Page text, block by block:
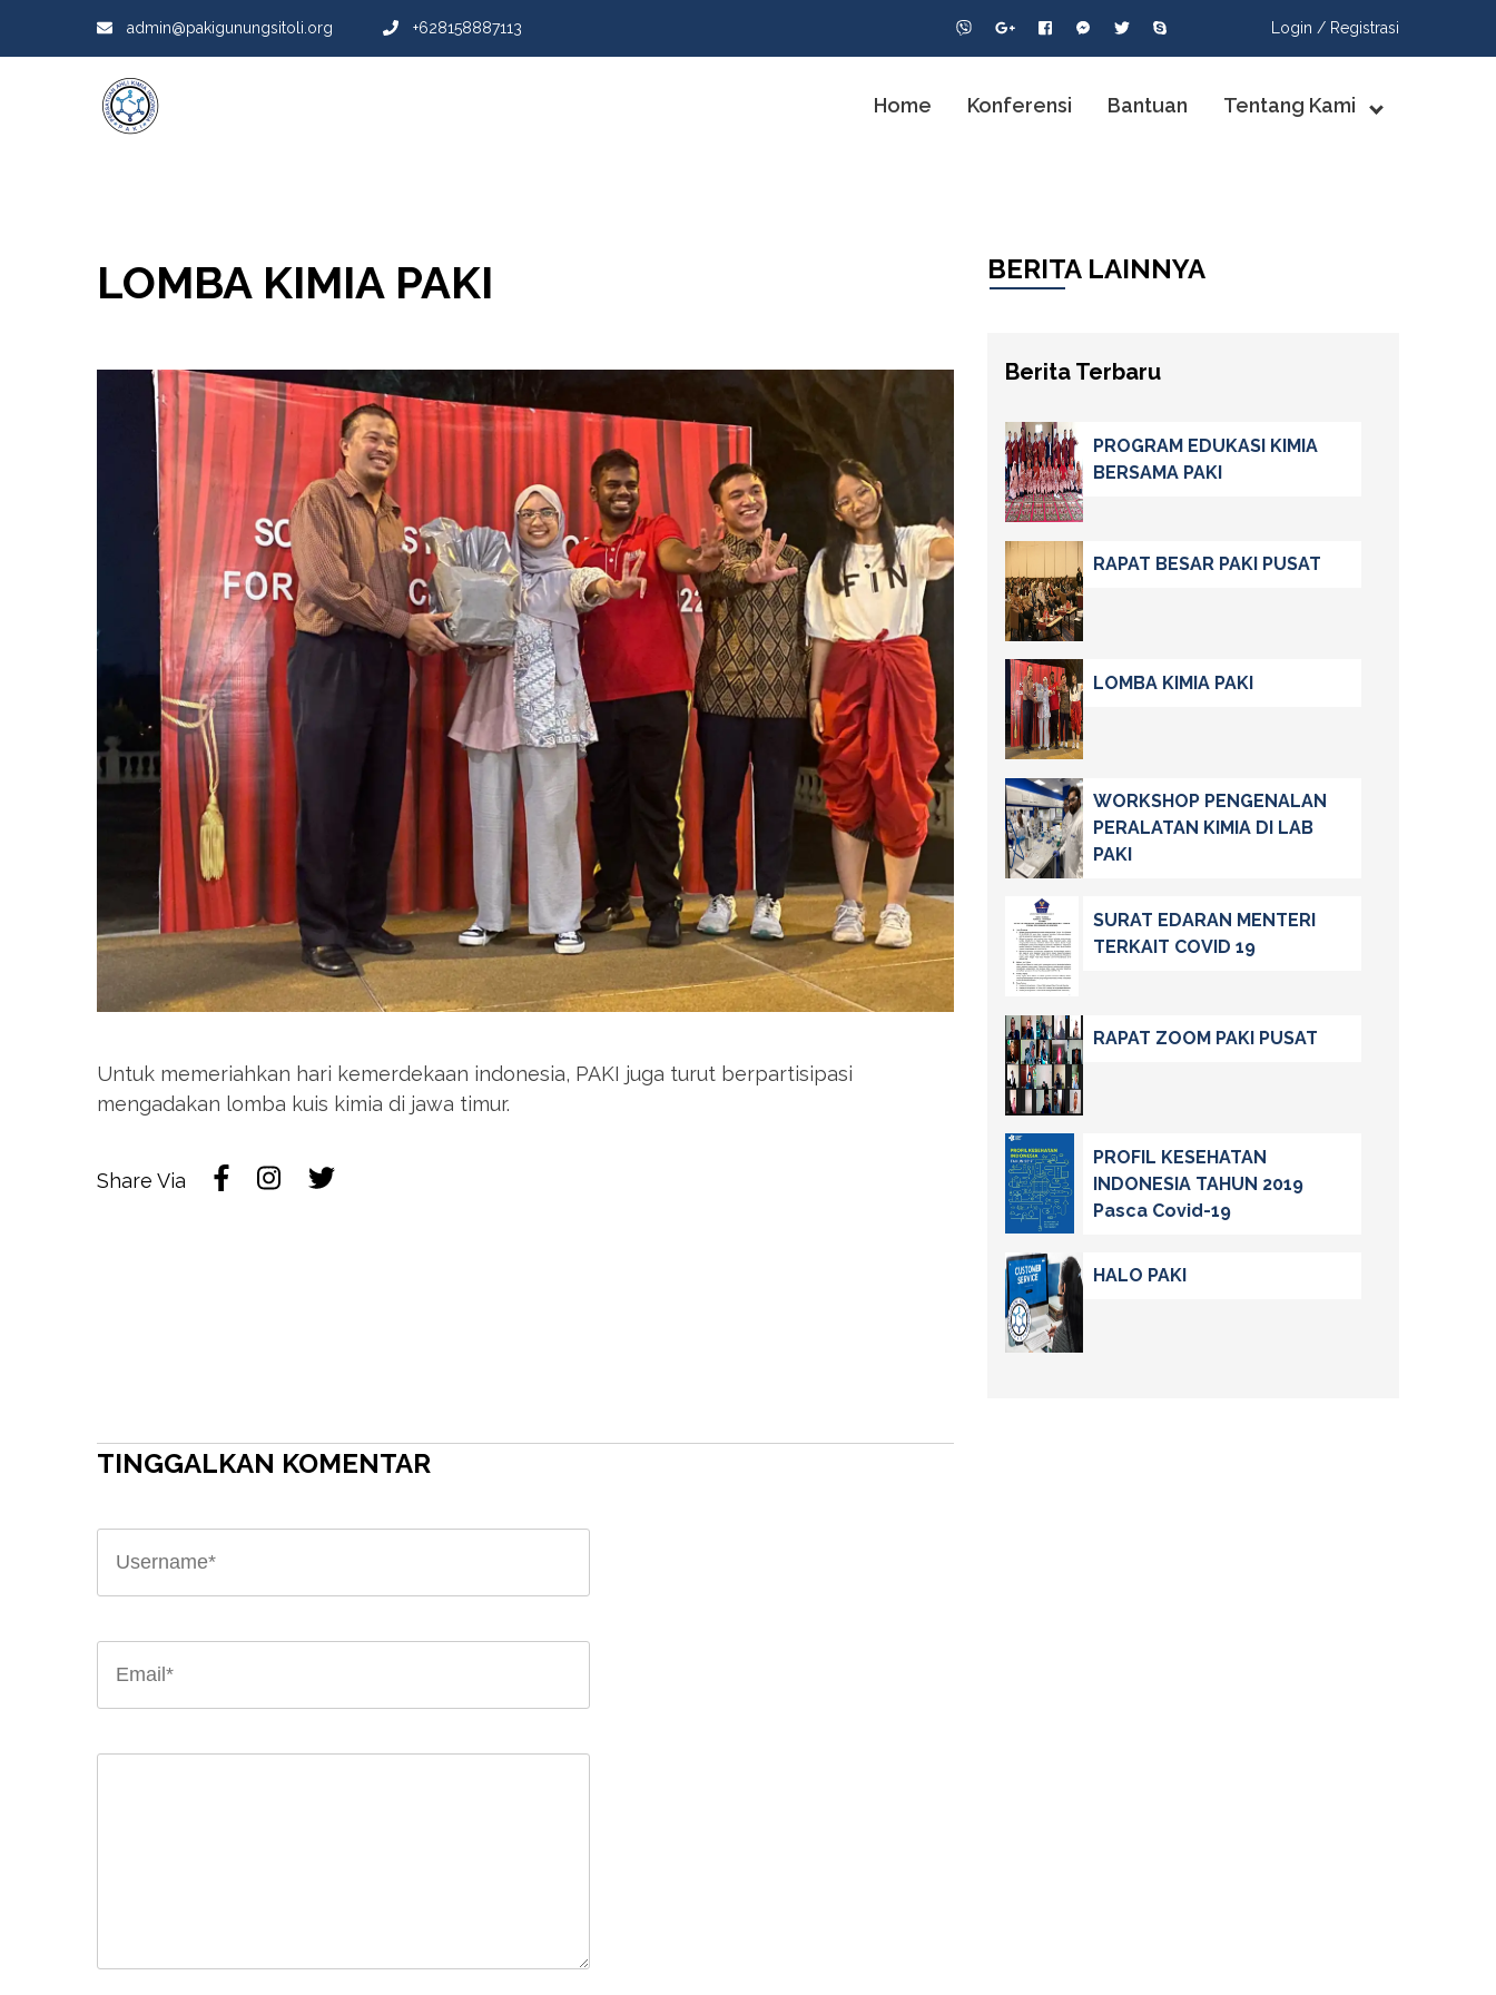
admin@pakigunungsitoli.org +628158887113 Login / Registrasi
Home Konferensi Bantuan Tentang Kami
LOMBA KIMIA PAKI
Untuk memeriahkan hari kemerdekaan indonesia, PAKI juga turut berpartisipasi
mengadakan lomba kuis kimia di jawa timur.
Share Via
BERITA LAINNYA
Berita Terbaru
PROGRAM EDUKASI KIMIA
BERSAMA PAKI
RAPAT BESAR PAKI PUSAT
LOMBA KIMIA PAKI
WORKSHOP PENGENALAN
PERALATAN KIMIA DI LAB
PAKI
SURAT EDARAN MENTERI
TERKAIT COVID 19
RAPAT ZOOM PAKI PUSAT
PROFIL KESEHATAN
INDONESIA TAHUN 2019
Pasca Covid-19
HALO PAKI
TINGGALKAN KOMENTAR